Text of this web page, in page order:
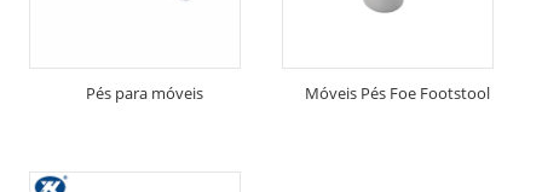
Pés para móveis Móveis Pés Foe Footstool